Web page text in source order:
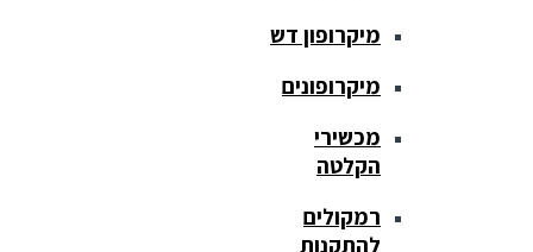
מיקרופון דש
מיקרופונים
מכשירי
הקלטה
רמקולים
להתקנות